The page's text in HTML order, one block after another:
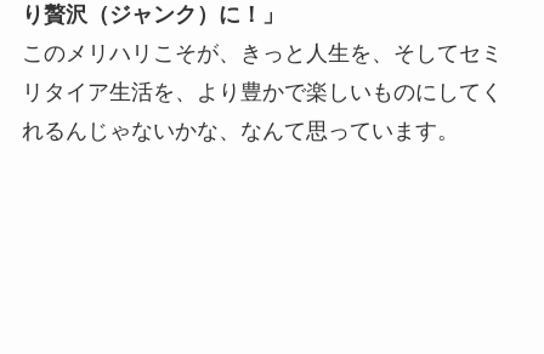
り贅沢（ジャンク）に！」
このメリハリこそが、きっと人生を、そしてセミ
リタイア生活を、より豊かで楽しいものにしてく
れるんじゃないかな、なんて思っています。